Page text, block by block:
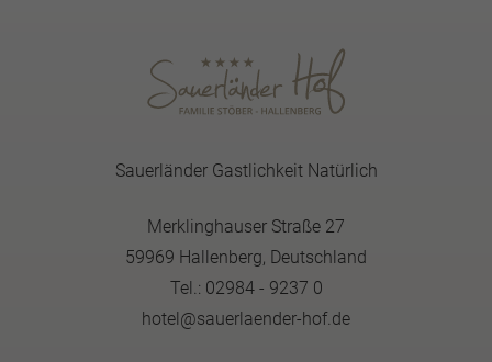
Sauerländer Gastlichkeit Natürlich
Merklinghauser Straße 27
59969 Hallenberg, Deutschland
Tel.: 02984 - 9237 0
hotel@sauerlaender-hof.de